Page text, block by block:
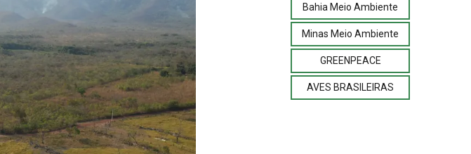
Bahia Meio Ambiente
Minas Meio Ambiente
GREENPEACE
AVES BRASILEIRAS